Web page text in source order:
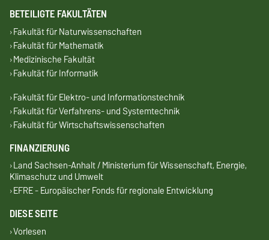
BETEILIGTE FAKULTÄTEN
Fakultät für Naturwissenschaften
Fakultät für Mathematik
Medizinische Fakultät
Fakultät für Informatik
Fakultät für Elektro- und Informationstechnik
Fakultät für Verfahrens- und Systemtechnik
Fakultät für Wirtschaftswissenschaften
FINANZIERUNG
Land Sachsen-Anhalt / Ministerium für Wissenschaft, Energie,
Klimaschutz und Umwelt
EFRE - Europäischer Fonds für regionale Entwicklung
DIESE SEITE
Vorlesen